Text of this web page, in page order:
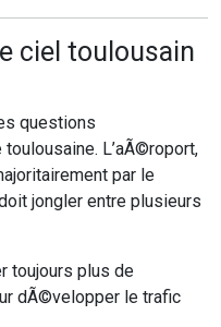
ciel toulousain
questions
L’aÃ©roport,
par le
jongler entre plusieurs
toujours plus de
dÃ©velopper le trafic